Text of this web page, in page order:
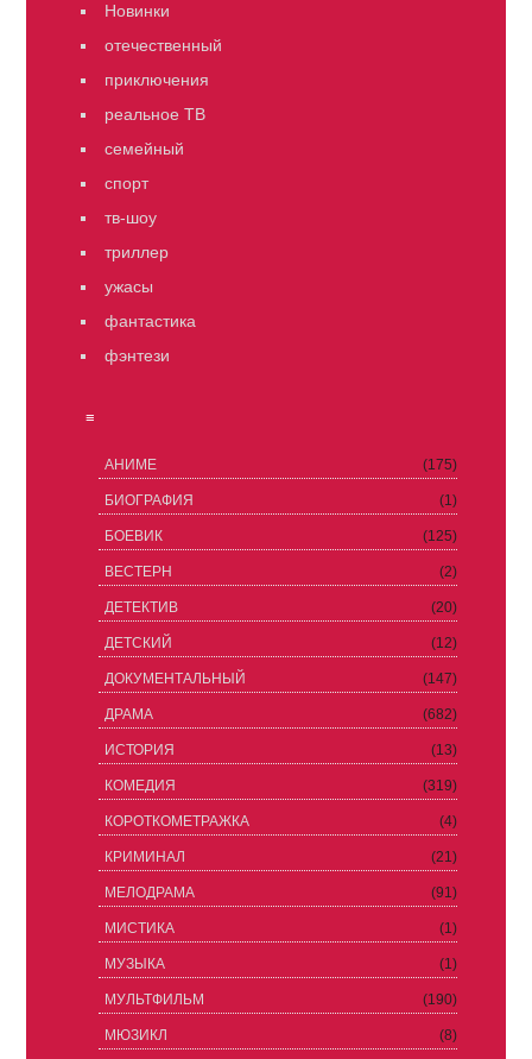
Новинки
отечественный
приключения
реальное ТВ
семейный
спорт
тв-шоу
триллер
ужасы
фантастика
фэнтези
≡
АНИМЕ (175)
БИОГРАФИЯ (1)
БОЕВИК (125)
ВЕСТЕРН (2)
ДЕТЕКТИВ (20)
ДЕТСКИЙ (12)
ДОКУМЕНТАЛЬНЫЙ (147)
ДРАМА (682)
ИСТОРИЯ (13)
КОМЕДИЯ (319)
КОРОТКОМЕТРАЖКА (4)
КРИМИНАЛ (21)
МЕЛОДРАМА (91)
МИСТИКА (1)
МУЗЫКА (1)
МУЛЬТФИЛЬМ (190)
МЮЗИКЛ (8)